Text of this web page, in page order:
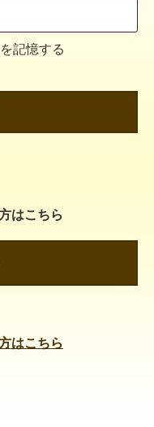
記憶する
はこちら
はこちら